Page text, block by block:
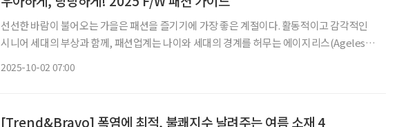
선선한 바람이 불어오는 가을은 패션을 즐기기에 가장 좋은 계절이다. 활동적이고 감각적인
시니어 세대의 부상과 함께, 패션업계는 나이와 세대의 경계를 허무는 에이지리스(Ageless)
2025-10-02 07:00
[Trend&Bravo] 폭염에 최적, 불쾌지수 날려주는 여름 소재 4